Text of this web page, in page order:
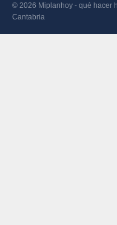
© 2026 Miplanhoy - qué hacer
Cantabria